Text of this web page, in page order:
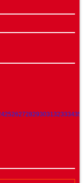
2526272829303132333435